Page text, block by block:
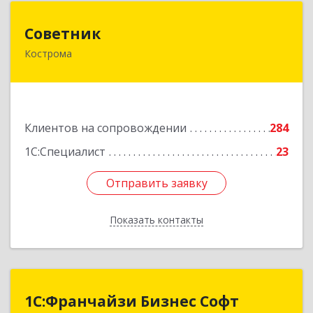
Советник
Кострома
Клиентов на сопровождении
284
1С:Специалист
23
Отправить заявку
Показать контакты
156000, Костромская обл, Кострома г, Ерохова
Отправить заявку
Назад
1С:Франчайзи Бизнес Софт
1С:Франчайзи Бизнес Софт